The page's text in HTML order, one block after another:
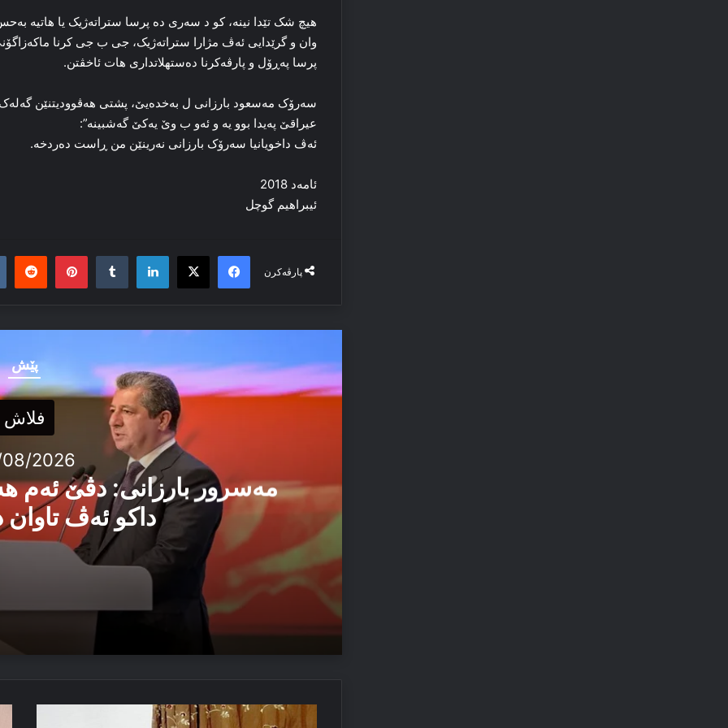
هیچ شک تێدا نینە، کو د سه‌ری ده‌ پرسا ستراته‌ژیک یا هاتیه‌
وان و گرێدایی ئه‌ڤ مژارا ستراته‌ژیک، جی ب جی کرنا
پرسا په‌ڕۆل و پارڤه‌کرنا ده‌ستهلاتداری هات ئاخڤتن.
سه‌رۆک مەسعود بارزانی ل بەخده‌یێ، پشتی هه‌ڤوودیتنێن گه‌له‌ک
عیراقێ په‌یدا بوو یه‌ و ئه‌و ب وێ یه‌کێ گه‌شبینه‌”:
ئه‌ڤ داخویانیا سه‌رۆک بارزانی نه‌رینێن من ڕاست ده‌ردخه‌.
ئامەد 2018
ئیبراھیم گوچل
پارڤەکرن
Facebook
X
LinkedIn
Tumblr
پێش
فلاش
2026
مەسرور بارزانی: دڤێ ئەم
داکو ئەڤ تاوان
04/08/2026
مەسرور بارزانی: دڤێ ئەم هەموو ب هەڤ را کاربکن
ئێزدیۆ رابە ژ خەوێ
سیاسەتا